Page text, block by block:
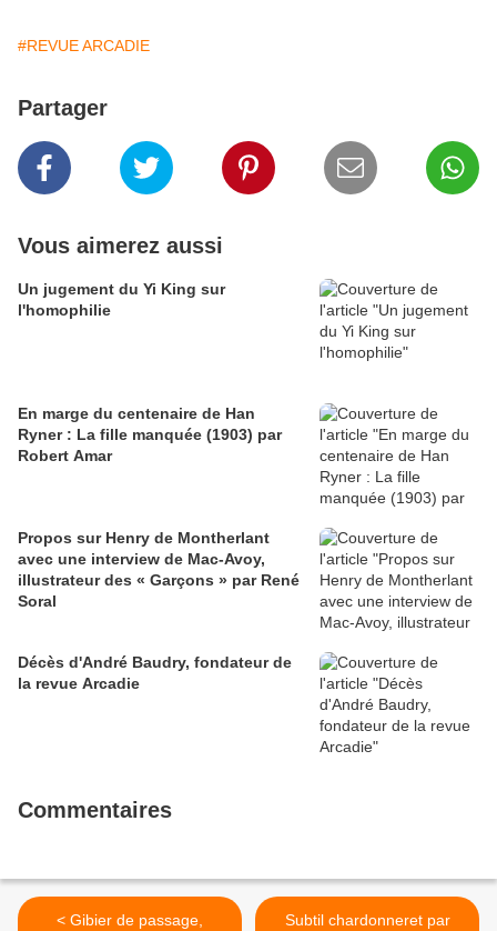
#REVUE ARCADIE
Partager
Vous aimerez aussi
Un jugement du Yi King sur
l'homophilie
En marge du centenaire de Han
Ryner : La fille manquée (1903) par
Robert Amar
Propos sur Henry de Montherlant
avec une interview de Mac-Avoy,
illustrateur des « Garçons » par René
Soral
Décès d'André Baudry, fondateur de
la revue Arcadie
Commentaires
< Gibier de passage,
Subtil chardonneret par